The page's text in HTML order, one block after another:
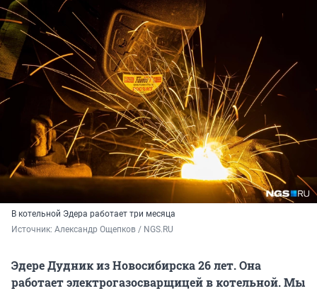
В котельной Эдера работает три месяца
Источник: Александр Ощепков / NGS.RU
Эдере Дудник из Новосибирска 26 лет. Она
работает электрогазосварщицей в котельной. Мы